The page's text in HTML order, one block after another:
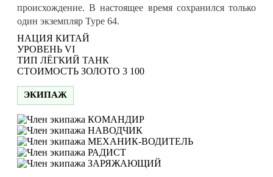
происхождение. В настоящее время сохранился только
один экземпляр Type 64.
НАЦИЯ КИТАЙ
УРОВЕНЬ VI
ТИП ЛЁГКИЙ ТАНК
СТОИМОСТЬ ЗОЛОТО 3 100
ЭКИПАЖ
КОМАНДИР
НАВОДЧИК
МЕХАНИК-ВОДИТЕЛЬ
РАДИСТ
ЗАРЯЖАЮЩИЙ